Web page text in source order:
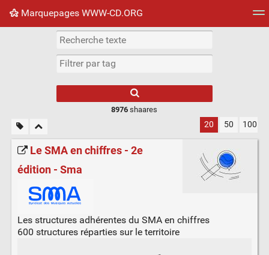
Marquepages WWW-CD.ORG
Nuage de tags Mur d'images
8976 shaares
20 50 100
Le SMA en chiffres - 2e
édition - Sma
Les structures adhérentes du SMA en chiffres
600 structures réparties sur le territoire